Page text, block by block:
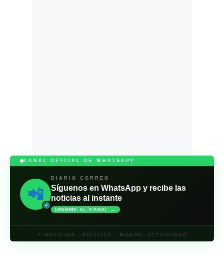
CANAL OFICIAL DE WHATSAPP
📲
✓
DIARIO CORREO
Síguenos en WhatsApp y recibe las
noticias al instante
UNIRME AL CANAL →
📍 NOTICIAS · POLÍTICA · MUNDO· ACTUALIDAD